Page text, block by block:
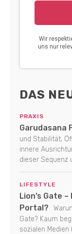
DAS
PRAXIS
Garudasana
und Stabilität,
innere
dieser Sequenz
LIFESTYLE
Lion’s Gate
Portal?
Gate? Kaum
sozialen Medien